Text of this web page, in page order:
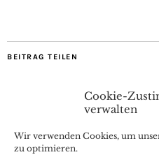
Cookie-
verwalten
Wir verwenden Cookies, um
zu optimieren.
BEITRAG TEILEN